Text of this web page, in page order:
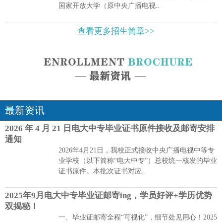
国家开放大学（原中央广播电视..
查看更多招生简章>>
最新资讯
2026 年 4 月 21 日电大中专毕业证书原件接收及邮寄安排
通知
2026年4月21日，我校正式接收中央广播电视中等专
业学校（以下简称“电大中专”）总校统一核发的毕业
证书原件。本批次证书对应..
2025年9月电大中专毕业证邮寄ing，学员好评+学历优势
双揭秘！
一、毕业证邮寄全程“可视化”，细节处见用心！2025